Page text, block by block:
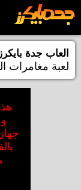
العاب جدة بايكرز
لعبة مغامرات